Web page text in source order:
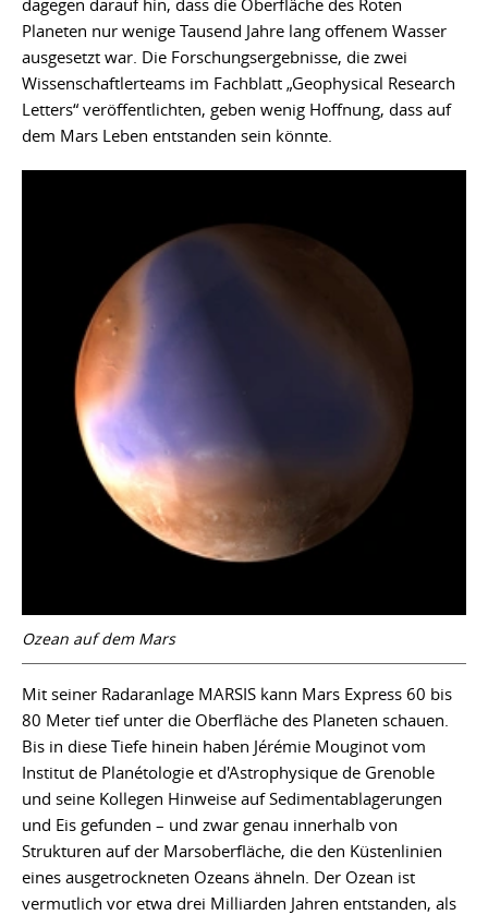
Planeten nur wenige Tausend Jahre lang offenem Wasser
ausgesetzt war. Die Forschungsergebnisse, die zwei
Wissenschaftlerteams im Fachblatt „Geophysical Research
Letters“ veröffentlichten, geben wenig Hoffnung, dass auf
dem Mars Leben entstanden sein könnte.
Ozean auf dem Mars
Mit seiner Radaranlage MARSIS kann Mars Express 60 bis
80 Meter tief unter die Oberfläche des Planeten schauen.
Bis in diese Tiefe hinein haben Jérémie Mouginot vom
Institut de Planétologie et d'Astrophysique de Grenoble
und seine Kollegen Hinweise auf Sedimentablagerungen
und Eis gefunden – und zwar genau innerhalb von
Strukturen auf der Marsoberfläche, die den Küstenlinien
eines ausgetrockneten Ozeans ähneln. Der Ozean ist
vermutlich vor etwa drei Milliarden Jahren entstanden, als